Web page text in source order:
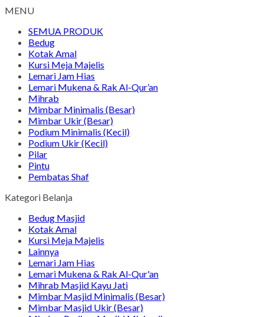
MENU
SEMUA PRODUK
Bedug
Kotak Amal
Kursi Meja Majelis
Lemari Jam Hias
Lemari Mukena & Rak Al-Qur’an
Mihrab
Mimbar Minimalis (Besar)
Mimbar Ukir (Besar)
Podium Minimalis (Kecil)
Podium Ukir (Kecil)
Pilar
Pintu
Pembatas Shaf
Kategori Belanja
Bedug Masjid
Kotak Amal
Kursi Meja Majelis
Lainnya
Lemari Jam Hias
Lemari Mukena & Rak Al-Qur'an
Mihrab Masjid Kayu Jati
Mimbar Masjid Minimalis (Besar)
Mimbar Masjid Ukir (Besar)